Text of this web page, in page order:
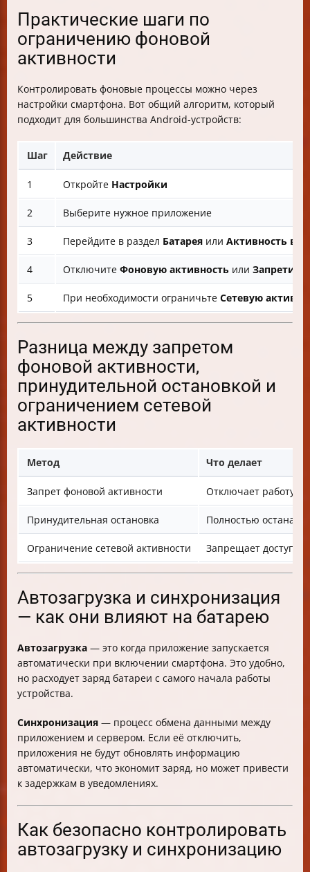
Практические шаги по
ограничению фоновой
активности
Контролировать фоновые процессы можно через
настройки смартфона. Вот общий алгоритм, который
подходит для большинства Android-устройств:
Шаг Действие
1 Откройте Настройки
2 Выберите нужное приложение
3 Перейдите в раздел Батарея или Активность в
4 Отключите Фоновую активность или
5 При необходимости ограничьте Сетевую
Разница между запретом
фоновой активности,
принудительной остановкой и
ограничением сетевой
активности
Метод Что делает
Запрет фоновой активности Отключает работу
Принудительная остановка Полностью
Ограничение сетевой активности Запрещает доступ к
Автозагрузка и синхронизация
— как они влияют на батарею
Автозагрузка — это когда приложение запускается
автоматически при включении смартфона. Это удобно,
но расходует заряд батареи с самого начала работы
устройства.
Синхронизация — процесс обмена данными между
приложением и сервером. Если её отключить,
приложения не будут обновлять информацию
автоматически, что экономит заряд, но может привести
к задержкам в уведомлениях.
Как безопасно контролировать
автозагрузку и синхронизацию